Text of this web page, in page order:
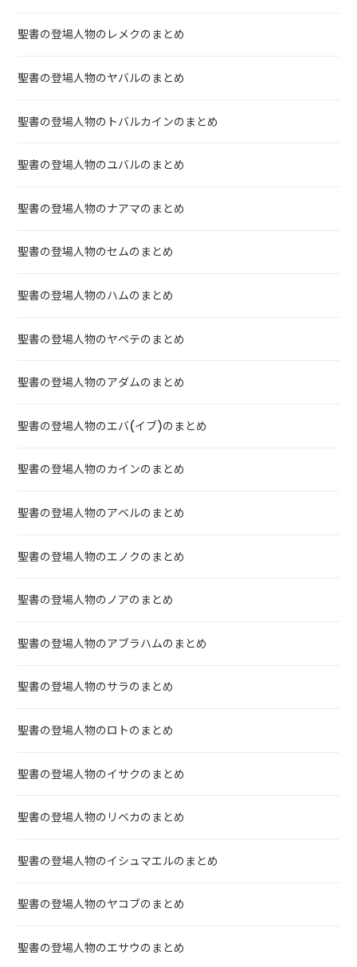
聖書の登場人物のレメクのまとめ
聖書の登場人物のヤバルのまとめ
聖書の登場人物のトバルカインのまとめ
聖書の登場人物のユバルのまとめ
聖書の登場人物のナアマのまとめ
聖書の登場人物のセムのまとめ
聖書の登場人物のハムのまとめ
聖書の登場人物のヤペテのまとめ
聖書の登場人物のアダムのまとめ
聖書の登場人物のエバ(イブ)のまとめ
聖書の登場人物のカインのまとめ
聖書の登場人物のアベルのまとめ
聖書の登場人物のエノクのまとめ
聖書の登場人物のノアのまとめ
聖書の登場人物のアブラハムのまとめ
聖書の登場人物のサラのまとめ
聖書の登場人物のロトのまとめ
聖書の登場人物のイサクのまとめ
聖書の登場人物のリベカのまとめ
聖書の登場人物のイシュマエルのまとめ
聖書の登場人物のヤコブのまとめ
聖書の登場人物のエサウのまとめ